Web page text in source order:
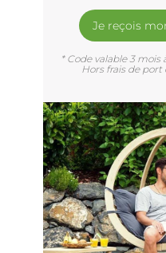
Je reçois
* Code valable 3
Hors frais de